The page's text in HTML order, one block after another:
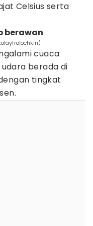
Celsius serta
berawan
cuaca
berada di
tingkat